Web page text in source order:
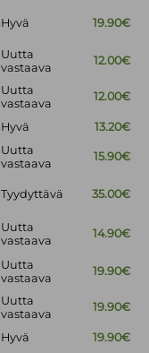
Hyvä 19.90€
Uutta
vastaava
12.00€
Uutta
vastaava
12.00€
Hyvä 13.20€
Uutta
vastaava
15.90€
Tyydyttävä 35.00€
Uutta
vastaava
14.90€
Uutta
vastaava
19.90€
Uutta
vastaava
19.90€
Hyvä 19.90€